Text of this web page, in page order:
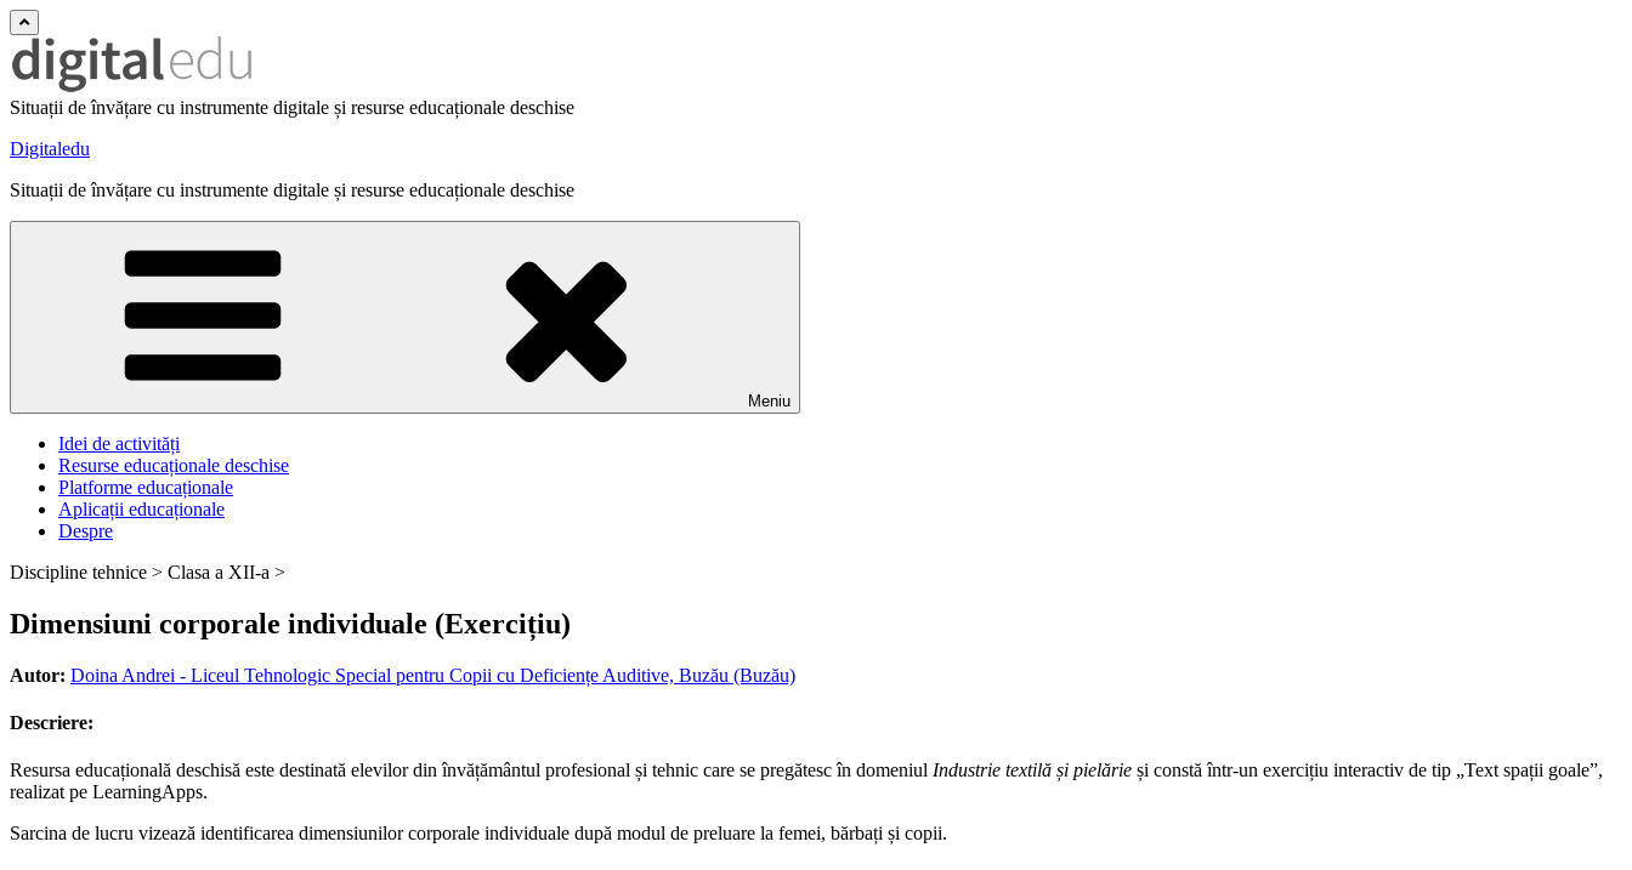
Situații de învățare cu instrumente digitale și resurse educaționale deschise
Digitaledu
Situații de învățare cu instrumente digitale și resurse educaționale deschise
Meniu
Idei de activități
Resurse educaționale deschise
Platforme educaționale
Aplicații educaționale
Despre
Discipline tehnice > Clasa a XII-a >
Dimensiuni corporale individuale (Exercițiu)
Autor: Doina Andrei - Liceul Tehnologic Special pentru Copii cu Deficiențe Auditive, Buzău (Buzău)
Descriere:
Resursa educațională deschisă este destinată elevilor din învățământul profesional și tehnic care se pregătesc în domeniul Industrie textilă și pielărie și constă într-un exercițiu interactiv de tip „Text spații goale”,
realizat pe LearningApps.
Sarcina de lucru vizează identificarea dimensiunilor corporale individuale după modul de preluare la femei, bărbați și copii.